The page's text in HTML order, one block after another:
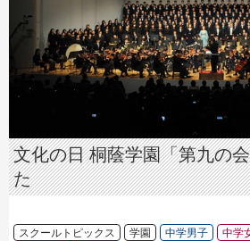
文化の日 桐蔭学園「第九の
た
スクールトピックス 学園 中学男子 中学